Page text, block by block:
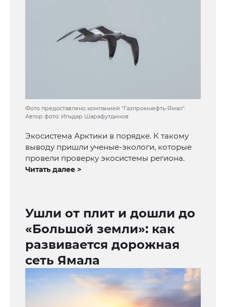
Фото предоставлено компанией "Газпромнефть-Ямал".
Автор фото: Ильдар Шарафутдинов
Экосистема Арктики в порядке. К такому
выводу пришли ученые-экологи, которые
провели проверку экосистемы региона.
Читать далее >
Ушли от плит и дошли до
«Большой земли»: как
развивается дорожная
сеть Ямала